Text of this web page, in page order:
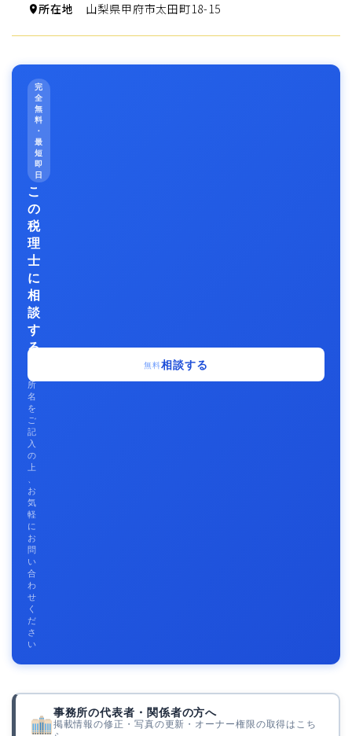
所在地 山梨県甲府市太田町18-15
完
全
無
料
・
最
短
即
日
こ
の
税
理
士
に
相
談
す
る
所
名
を
ご
記
入
の
上
、
お
気
軽
に
お
問
い
合
わ
せ
く
だ
さ
い
無料相談する
事務所の代表者・関係者の方へ
掲載情報の修正・写真の更新・オーナー権限の取得はこち